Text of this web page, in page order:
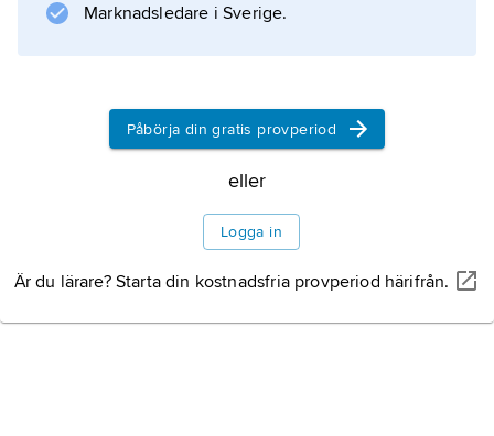
Marknadsledare i Sverige.
Påbörja din gratis provperiod
eller
Logga in
Är du lärare? Starta din kostnadsfria provperiod härifrån.